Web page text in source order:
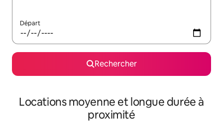
Départ
Rechercher
Locations moyenne et longue durée à
proximité